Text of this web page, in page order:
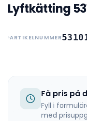
Lyftkätting
ARTIKELNUMMER
Få pris på
Fyll i
med